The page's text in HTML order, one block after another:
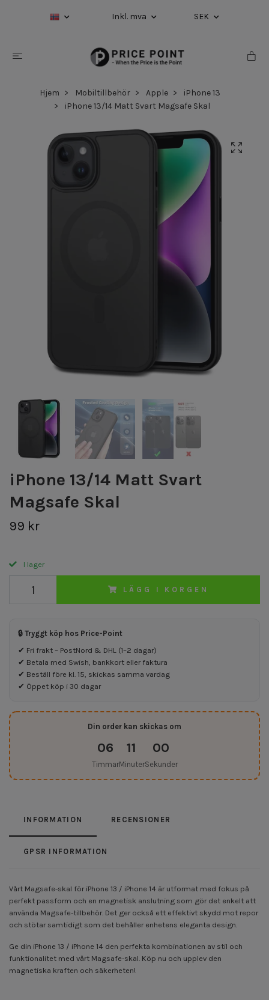
Inkl. mva SEK
Hjem Mobiltillbehör Apple
iPhone 13
iPhone 13/14 Matt Svart Magsafe Skal
iPhone 13/14 Matt Svart
Magsafe Skal
99 kr
I lager
LÄGG I KORGEN
🔒 Tryggt köp hos Price-Point
✔ Fri frakt – PostNord & DHL (1–2 dagar)
✔ Betala med Swish, bankkort eller faktura
✔ Beställ före kl. 15, skickas samma vardag
✔ Öppet köp i 30 dagar
Din order kan skickas om
06
Timmar
11
Minuter
00
Sekunder
INFORMATION RECENSIONER
GPSR INFORMATION
Vårt Magsafe-skal för iPhone 13 / iPhone 14 är utformat med fokus på
perfekt passform och en magnetisk anslutning som gör det enkelt att
använda Magsafe-tillbehör. Det ger också ett effektivt skydd mot repor
och stötar samtidigt som det behåller enhetens eleganta design.
Ge din iPhone 13 / iPhone 14 den perfekta kombinationen av stil och
funktionalitet med vårt Magsafe-skal. Köp nu och upplev den
magnetiska kraften och säkerheten!